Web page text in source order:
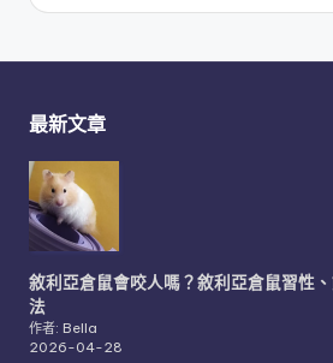
最新文章
敘利亞倉鼠會咬人嗎？敘利亞倉鼠習性
法
作者: Bella
2026-04-28